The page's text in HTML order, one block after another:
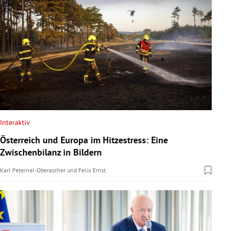
Interaktiv
Österreich und Europa im Hitzestress: Eine
Zwischenbilanz in Bildern
Karl Peternel-Oberascher und Felix Ernst